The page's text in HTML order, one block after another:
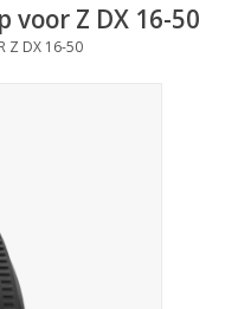
voor Z DX 16-50
Z DX 16-50